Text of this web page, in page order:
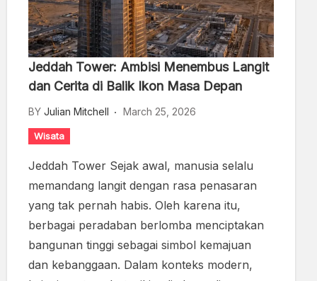
Jeddah Tower: Ambisi Menembus Langit
dan Cerita di Balik Ikon Masa Depan
BY Julian Mitchell March 25, 2026
Wisata
Jeddah Tower Sejak awal, manusia selalu
memandang langit dengan rasa penasaran
yang tak pernah habis. Oleh karena itu,
berbagai peradaban berlomba menciptakan
bangunan tinggi sebagai simbol kemajuan
dan kebanggaan. Dalam konteks modern,